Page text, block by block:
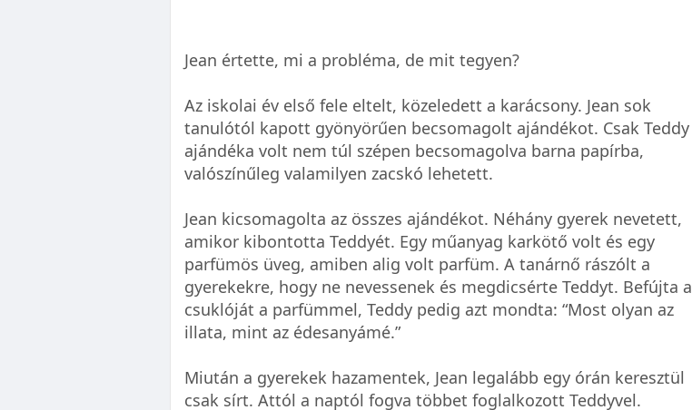
Jean értette, mi a probléma, de mit tegyen?
Az iskolai év első fele eltelt, közeledett a karácsony. Jean sok
tanulótól kapott gyönyörűen becsomagolt ajándékot. Csak Teddy
ajándéka volt nem túl szépen becsomagolva barna papírba,
valószínűleg valamilyen zacskó lehetett.
Jean kicsomagolta az összes ajándékot. Néhány gyerek nevetett,
amikor kibontotta Teddyét. Egy műanyag karkötő volt és egy
parfümös üveg, amiben alig volt parfüm. A tanárnő rászólt a
gyerekekre, hogy ne nevessenek és megdicsérte Teddyt. Befújta a
csuklóját a parfümmel, Teddy pedig azt mondta: “Most olyan az
illata, mint az édesanyámé.”
Miután a gyerekek hazamentek, Jean legalább egy órán keresztül
csak sírt. Attól a naptól fogva többet foglalkozott Teddyvel.